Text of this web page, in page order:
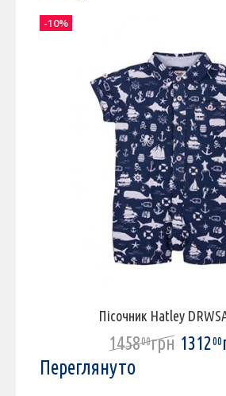
Пісочник Hatley
145800грн 131200
-10%
Переглянуто